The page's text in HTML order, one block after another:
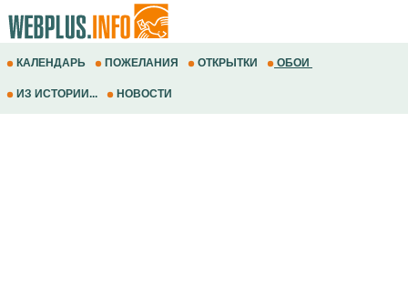
КАЛЕНДАРЬ ПОЖЕЛАНИЯ ОТКРЫТКИ ОБОИ
ИЗ ИСТОРИИ... НОВОСТИ